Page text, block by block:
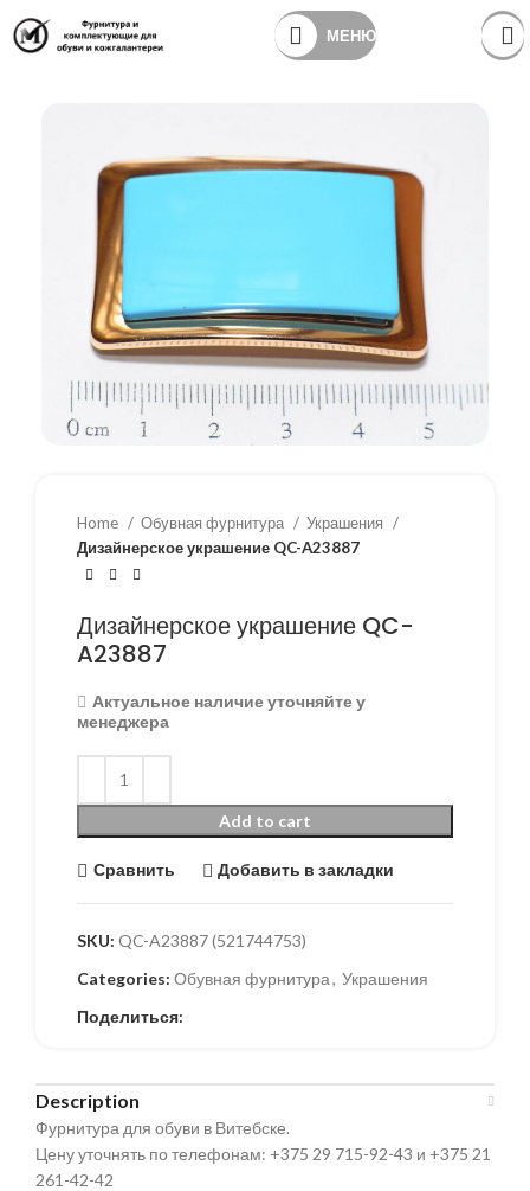
МЕНЮ
Home Обувная фурнитура
Украшения
Дизайнерское украшение QC-A23887
Дизайнерское украшение QC-
A23887
Актуальное наличие уточняйте у
менеджера
Add to cart
Сравнить Добавить в закладки
SKU: QC-A23887 (521744753)
Categories: Обувная фурнитура, Украшения
Поделиться:
Description
Фурнитура для обуви в Витебске.
Цену уточнять по телефонам: +375 29 715-92-43 и +375 21
261-42-42